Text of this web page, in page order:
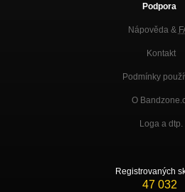
Podpora
Nápověda &
Kontakt
Podmínky
O
Loga a dtp.
Registrovaných
47 032